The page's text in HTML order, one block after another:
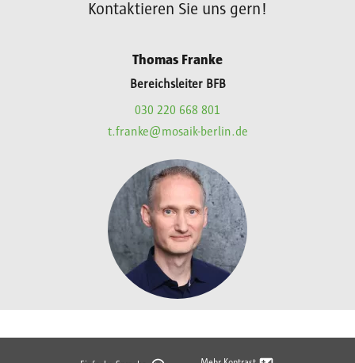
Kontaktieren Sie uns gern!
Thomas Franke
Bereichsleiter BFB
030 220 668 801
t.franke@mosaik-berlin.de